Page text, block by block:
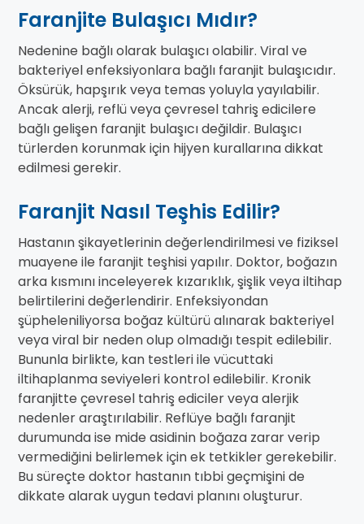
Faranjite Bulaşıcı Mıdır?
Nedenine bağlı olarak bulaşıcı olabilir. Viral ve
bakteriyel enfeksiyonlara bağlı faranjit bulaşıcıdır.
Öksürük, hapşırık veya temas yoluyla yayılabilir.
Ancak alerji, reflü veya çevresel tahriş edicilere
bağlı gelişen faranjit bulaşıcı değildir. Bulaşıcı
türlerden korunmak için hijyen kurallarına dikkat
edilmesi gerekir.
Faranjit Nasıl Teşhis Edilir?
Hastanın şikayetlerinin değerlendirilmesi ve fiziksel
muayene ile faranjit teşhisi yapılır. Doktor, boğazın
arka kısmını inceleyerek kızarıklık, şişlik veya iltihap
belirtilerini değerlendirir. Enfeksiyondan
şüpheleniliyorsa boğaz kültürü alınarak bakteriyel
veya viral bir neden olup olmadığı tespit edilebilir.
Bununla birlikte, kan testleri ile vücuttaki
iltihaplanma seviyeleri kontrol edilebilir. Kronik
faranjitte çevresel tahriş ediciler veya alerjik
nedenler araştırılabilir. Reflüye bağlı faranjit
durumunda ise mide asidinin boğaza zarar verip
vermediğini belirlemek için ek tetkikler gerekebilir.
Bu süreçte doktor hastanın tıbbi geçmişini de
dikkate alarak uygun tedavi planını oluşturur.